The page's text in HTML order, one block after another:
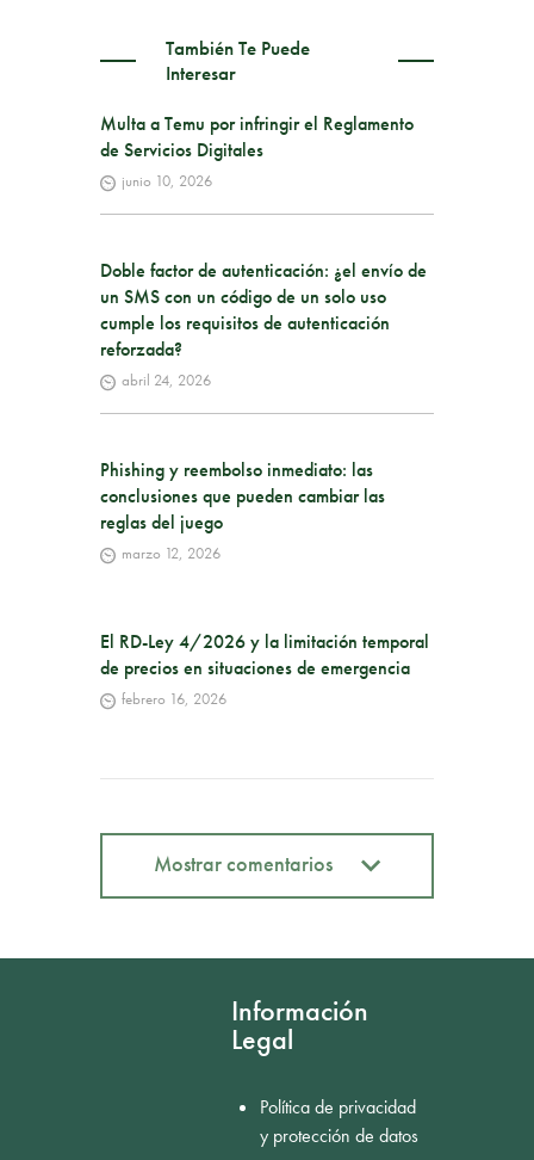
También Te Puede
Interesar
Multa a Temu por infringir el Reglamento
de Servicios Digitales
junio 10, 2026
Doble factor de autenticación: ¿el envío de
un SMS con un código de un solo uso
cumple los requisitos de autenticación
reforzada?
abril 24, 2026
Phishing y reembolso inmediato: las
conclusiones que pueden cambiar las
reglas del juego
marzo 12, 2026
El RD-Ley 4/2026 y la limitación temporal
de precios en situaciones de emergencia
febrero 16, 2026
Mostrar comentarios
Información
Legal
Política de privacidad
y protección de datos